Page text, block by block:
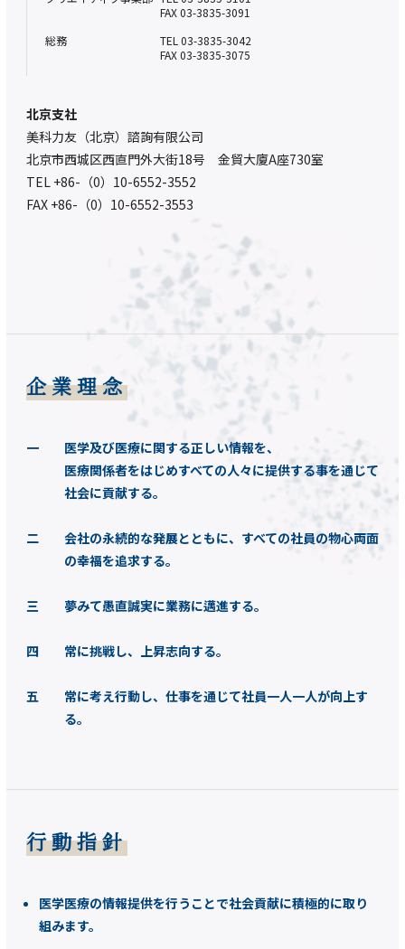
FAX 03-3835-3091
総務
TEL 03-3835-3042
FAX 03-3835-3075
北京支社
美科力友（北京）諮詢有限公司
北京市西城区西直門外大街18号 金貿大廈A座730室
TEL +86-（0）10-6552-3552
FAX +86-（0）10-6552-3553
企業理念
一 医学及び医療に関する正しい情報を、
医療関係者をはじめすべての人々に提供する事を通じて
社会に貢献する。
二 会社の永続的な発展とともに、すべての社員の物心両面
の幸福を追求する。
三 夢みて愚直誠実に業務に邁進する。
四 常に挑戦し、上昇志向する。
五 常に考え行動し、仕事を通じて社員一人一人が向上す
る。
行動指針
医学医療の情報提供を行うことで社会貢献に積極的に取り
組みます。